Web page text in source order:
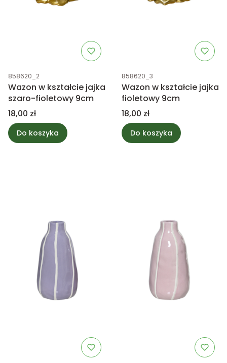
Kod produktu
858620_2
Wazon w kształcie jajka
szaro-fioletowy 9cm
Cena
18,00 zł
Do koszyka
Kod produktu
858620_3
Wazon w kształcie jajka
fioletowy 9cm
Cena
18,00 zł
Do koszyka